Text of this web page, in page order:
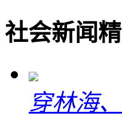
社会新闻精
穿林海